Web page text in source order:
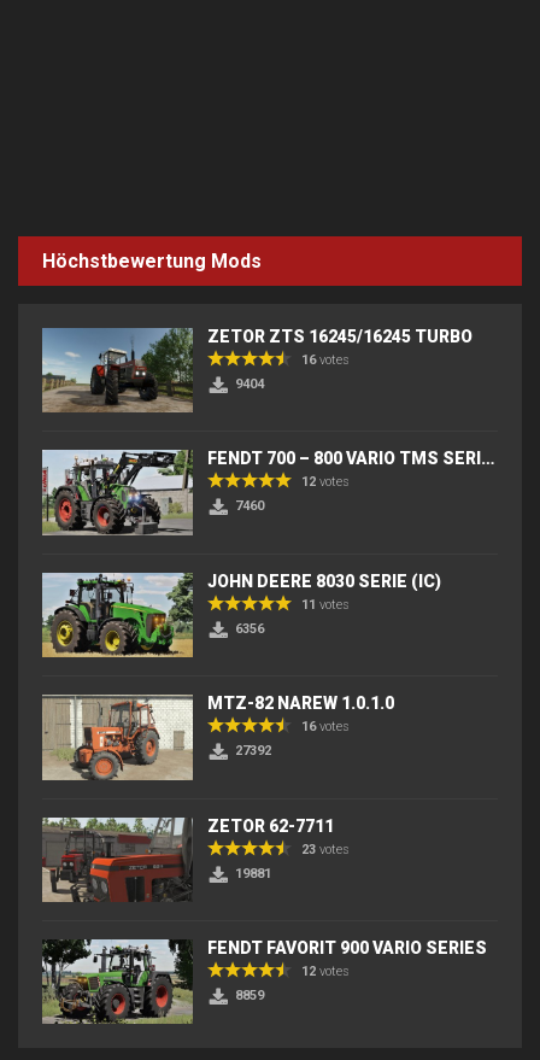
Höchstbewertung Mods
ZETOR ZTS 16245/16245 TURBO
16votes
9404
FENDT 700 – 800 VARIO TMS SERIES (IC) V2
12 votes
7460
JOHN DEERE 8030 SERIE (IC)
11 votes
6356
MTZ-82 NAREW 1.0.1.0
16votes
27392
ZETOR 62-7711
23 votes
19881
FENDT FAVORIT 900 VARIO SERIES
12 votes
8859